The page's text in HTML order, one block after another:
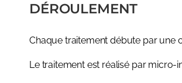
DÉROULEMENT
Chaque traitement débute par une
Le traitement est réalisé par micro-